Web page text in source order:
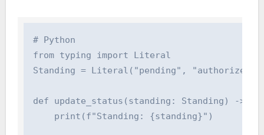
# Python
from typing import Literal
Standing = Literal("pending",
def update_status(standing: Standing) ->
    print(f"Standing: {standing}")